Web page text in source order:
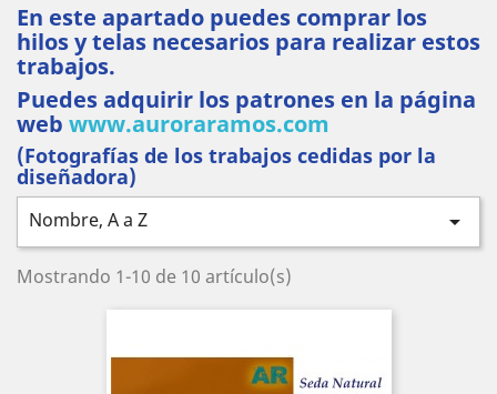
En este apartado puedes comprar los
hilos y telas necesarios para realizar estos
trabajos.
Puedes adquirir los patrones en la página
web www.auroraramos.com
(Fotografías de los trabajos cedidas por la
diseñadora)
Nombre, A a Z 
Mostrando 1-10 de 10 artículo(s)